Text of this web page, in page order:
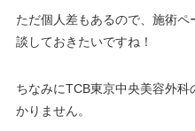
ただ個人差もあるので、施術
談しておきたいですね！
ちなみにTCB東京中央美容外
かりません。